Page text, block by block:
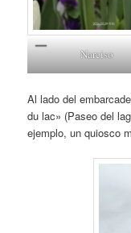
Narciso
Al lado del
du lac» (Paseo del
ejemplo, un quiosco